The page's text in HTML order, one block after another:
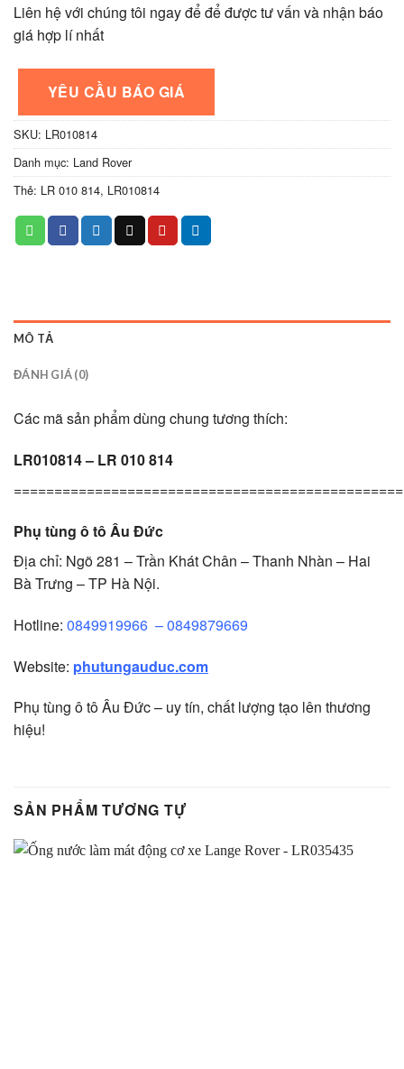
Liên hệ với chúng tôi ngay để để được tư vấn và nhận báo
giá hợp lí nhất
YÊU CẦU BÁO GIÁ
SKU: LR010814
Danh mục: Land Rover
Thẻ: LR 010 814, LR010814
MÔ TẢ
ĐÁNH GIÁ (0)
Các mã sản phẩm dùng chung tương thích:
LR010814 – LR 010 814
Phụ tùng ô tô Âu Đức
Địa chỉ: Ngõ 281 – Trần Khát Chân – Thanh Nhàn – Hai
Bà Trưng – TP Hà Nội.
Hotline: 0849919966 –0849879669
Website: phutungauduc.com
Phụ tùng ô tô Âu Đức – uy tín, chất lượng tạo lên thương
hiệu!
SẢN PHẨM TƯƠNG TỰ